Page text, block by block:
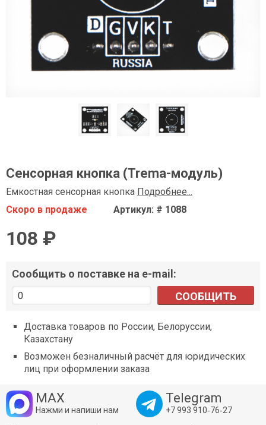
Сенсорная кнопка (Trema-модуль)
Емкостная сенсорная кнопка Подробнее...
Скоро в продаже
Артикул: # 1088
108 ₽
Сообщить о поставке на e-mail:
СООБЩИТЬ
Доставка товаров по России, Белоруссии,
Казахстану
Возможен безналичный расчёт для юридических
лиц при оформлении заказа
MAX
Нажми и напиши нам
Telegram
+7 993 910‑76‑27